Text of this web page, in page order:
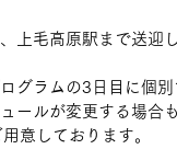
上毛高原駅まで送迎
グラムの3日目に個別
ールが変更する場合
意しております。